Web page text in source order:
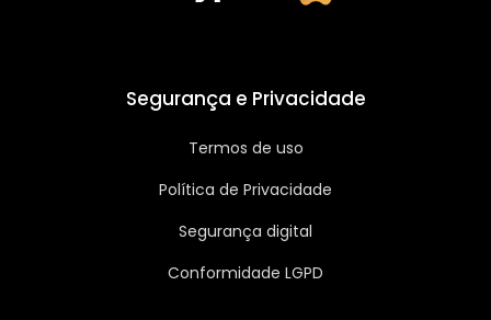
Segurança e Privacidade
Termos de uso
Política de Privacidade
Segurança digital
Conformidade LGPD